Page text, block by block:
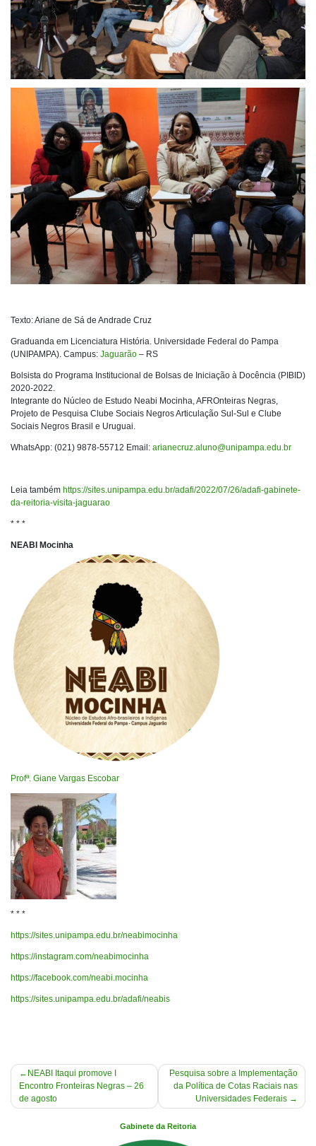
Texto: Ariane de Sá de Andrade Cruz
Graduanda em Licenciatura História. Universidade Federal do Pampa
(UNIPAMPA). Campus: Jaguarão – RS
Bolsista do Programa Institucional de Bolsas de Iniciação à Docência (PIBID)
2020-2022.
Integrante do Núcleo de Estudo Neabi Mocinha, AFROnteiras Negras,
Projeto de Pesquisa Clube Sociais Negros Articulação Sul-Sul e Clube
Sociais Negros Brasil e Uruguai.
WhatsApp: (021) 9878-55712 Email: arianecruz.aluno@unipampa.edu.br
Leia também https://sites.unipampa.edu.br/adafi/2022/07/26/adafi-gabinete-
da-reitoria-visita-jaguarao
* * *
NEABI Mocinha
Profª. Giane Vargas Escobar
* * *
https://sites.unipampa.edu.br/neabimocinha
https://instagram.com/neabimocinha
https://facebook.com/neabi.mocinha
https://sites.unipampa.edu.br/adafi/neabis
Navegação
de
Post
NEABI Itaqui promove I
Encontro Fronteiras Negras – 26
de agosto
Pesquisa sobre a Implementação
da Política de Cotas Raciais nas
Universidades Federais
Gabinete da Reitoria